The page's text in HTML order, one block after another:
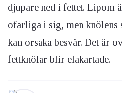
djupare ned i fettet. Lipom
ofarliga i sig, men knölens
kan orsaka besvär. Det är
fettknölar blir elakartade.